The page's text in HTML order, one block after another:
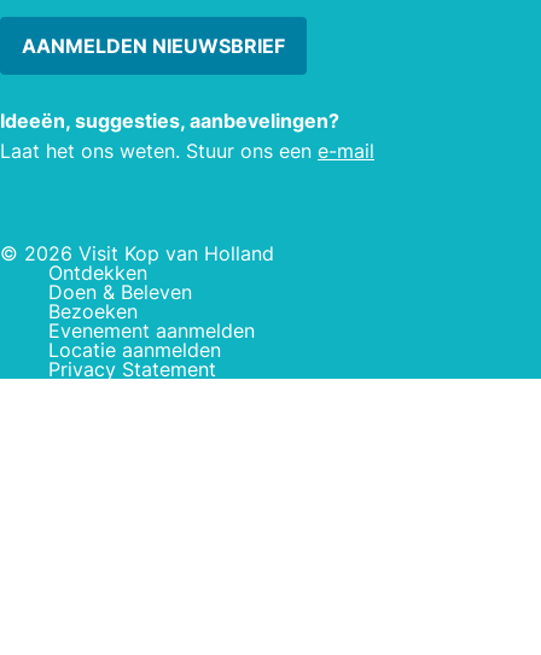
AANMELDEN NIEUWSBRIEF
Ideeën, suggesties, aanbevelingen?
Laat het ons weten. Stuur ons een e-mail
© 2026 Visit Kop van Holland
Ontdekken
Doen & Beleven
Bezoeken
Evenement aanmelden
Locatie aanmelden
Privacy Statement